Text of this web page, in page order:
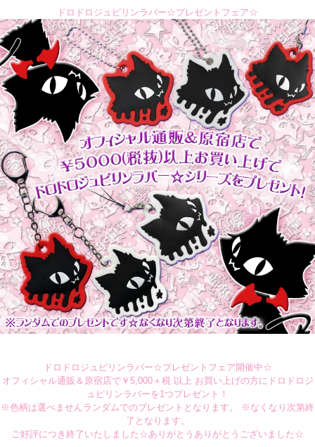
ドロドロジュピリンラバー☆プレゼントフェア☆
ドロドロジュピリンラバー☆プレゼントフェア開催中☆
オフィシャル通販＆原宿店で￥5,000＋税 以上 お買い上げの方にドロドロジ
ュピリンラバーを1つプレゼント！
※色柄は選べませんランダムでのプレゼントとなります。 ※なくなり次第終
了となります。
ご好評につき終了いたしました☆ありがとうありがとうございました☆